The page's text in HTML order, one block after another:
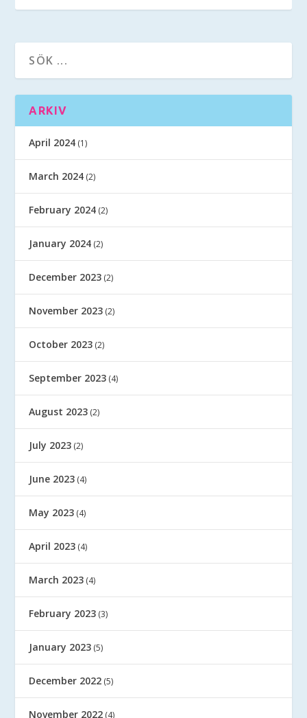
ARKIV
April 2024 (1)
March 2024 (2)
February 2024 (2)
January 2024 (2)
December 2023 (2)
November 2023 (2)
October 2023 (2)
September 2023 (4)
August 2023 (2)
July 2023 (2)
June 2023 (4)
May 2023 (4)
April 2023 (4)
March 2023 (4)
February 2023 (3)
January 2023 (5)
December 2022 (5)
November 2022 (4)